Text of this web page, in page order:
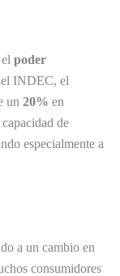
poder
INDEC, el
un 20% en
de
especialmente a
a un cambio en
consumidores